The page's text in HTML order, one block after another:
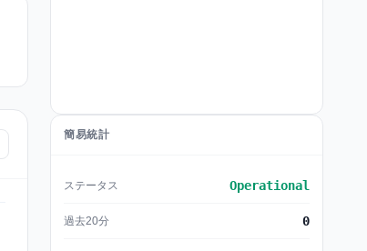
簡易統計
ステータス Operational
過去20分 0